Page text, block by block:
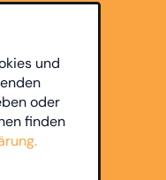
und
oder
finden